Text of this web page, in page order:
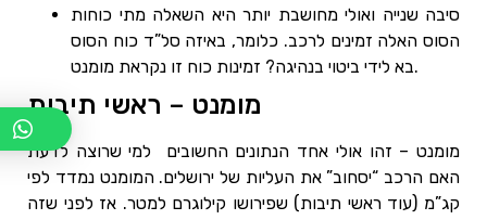
סיבה שנייה ואולי מחושבת יותר היא השאלה מתי כוחות
הסוס האלה זמינים לרכב. כלומר, באיזה סל”ד כוח הסוס
בא לידי ביטוי בנהיגה? זמינות כוח זו נקראת מומנט.
מומנט – ראשי תיבות
מומנט – זהו אולי אחד הנתונים החשובים למי שרוצה לדעת
האם הרכב “יסחוב” את העליות של ירושלים. המומנט נמדד לפי
קג”מ (עוד ראשי תיבות) שפירושו קילוגרם למטר. אז לפני שזה